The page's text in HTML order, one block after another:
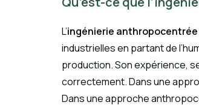
L’ingénierie anthropocentrée
industrielles en partant de
production. Son expérience,
correctement. Dans une
Dans une approche